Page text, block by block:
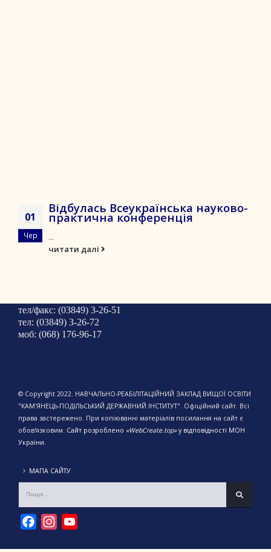
01
Чер
Відбулась Всеукраїнська науково-
практична конференція
...
читати далі
тел/факс: (03849) 3-26-51
тел: (03849) 3-26-72
моб: (068) 176-96-17
© Copyright 2022. НАВЧАЛЬНО-РЕАБІЛІТАЦІЙНИЙ ЗАКЛАД ВИЩОЇ ОСВІТИ
"КАМ'ЯНЕЦЬ-ПОДІЛЬСЬКИЙ ДЕРЖАВНИЙ ІНСТИТУТ". Офіційний сайт. Всі
права застережено. При копіюванні матеріалів посилання на сайт є
обов'язковим. Сайт розроблено «WebCreate.top»у відповідності МОН
України.
МАПА САЙТУ
FacebookInstagram